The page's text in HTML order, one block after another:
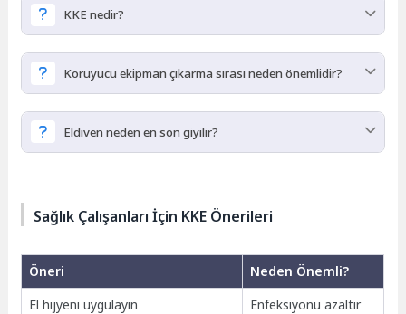
maske çıkarılır.
KKE nedir?
KKE, sağlık çalışanlarını enfeksiyon ve risklerden
koruyan ekipmanların genel adıdır.
Koruyucu ekipman çıkarma sırası neden önemlidir?
Yanlış çıkarma sırasında bulaş riski oluşabilir.
Eldiven neden en son giyilir?
Sağlık Çalışanları İçin KKE Önerileri
Öneri
Neden Önemli?
El hijyeni uygulayın
Enfeksiyonu azaltır